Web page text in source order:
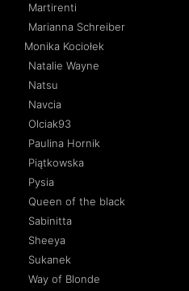
Martirenti
Marianna Schreiber
Monika Kociołek
Natalie Wayne
Natsu
Navcia
Olciak93
Paulina Hornik
Piątkowska
Pysia
Queen of the black
Sabinitta
Sheeya
Sukanek
Way of Blonde